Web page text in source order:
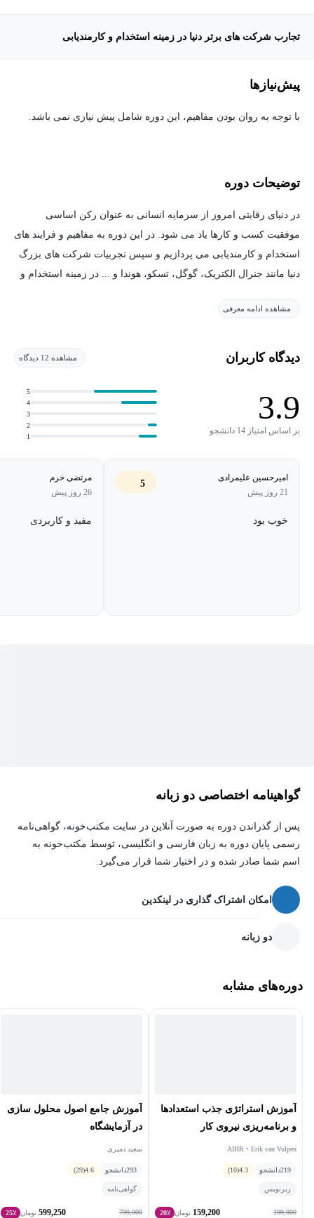
تجارب شرکت های برتر دنیا در زمینه استخدام و کارمندیابی
پیش‌نیاز‌ها
با توجه به روان بودن مفاهیم، این دوره شامل پیش نیازی نمی باشد.
توضیحات دوره
در دنیای رقابتی امروز از سرمایه انسانی به عنوان رکن اساسی
موفقیت کسب و کارها یاد می شود. در این دوره به مفاهیم و فرایند های
استخدام و کارمندیابی می پردازیم و سپس تجربیات شرکت های بزرگ
دنیا مانند جنرال الکتریک، گوگل، تسکو، هوندا و ... در زمینه استخدام و
مشاهده ادامه معرفی
دیدگاه کاربران مشاهده 12 دیدگاه
3.9
بر اساس امتیاز 14 دانشجو
1
2
3
4
5
امیرحسین علیمرادی
21 روز پیش
5
خوب بود
مرتضی خرم
26 روز پیش
مفید و کاربردی
گواهینامه اختصاصی دو زبانه
پس از گذراندن دوره به صورت آنلاین در سایت مکتب‌خونه، گواهی‌نامه
رسمی پایان دوره به زبان فارسی و انگلیسی، توسط مکتب‌خونه به
اسم شما صادر شده و در اختیار شما قرار می‌گیرد.
امکان اشتراک گذاری در لینکدین
دو زبانه
دوره‌های مشابه
آموزش استراتژی جذب استعدادها
و برنامه‌ریزی نیروی کار
AIHR • Erik van Vulpen
219دانشجو 4.3
(10)
زیرنویس
199,000
159,200 تومان 20٪
آموزش جامع اصول محلول سازی
در آزمایشگاه
سعید دمیری
293دانشجو 4.6
(29)
گواهی‌نامه
799,000
599,250 تومان 25٪